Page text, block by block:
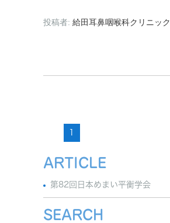
投稿者: 給田耳鼻咽喉科クリニック
ARTICLE
第82回日本めまい平衡学会
SEARCH